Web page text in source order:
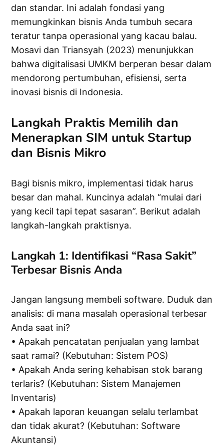
dan standar. Ini adalah fondasi yang
memungkinkan bisnis Anda tumbuh secara
teratur tanpa operasional yang kacau balau.
Mosavi dan Triansyah (2023) menunjukkan
bahwa digitalisasi UMKM berperan besar dalam
mendorong pertumbuhan, efisiensi, serta
inovasi bisnis di Indonesia.
Langkah Praktis Memilih dan
Menerapkan SIM untuk Startup
dan Bisnis Mikro
Bagi bisnis mikro, implementasi tidak harus
besar dan mahal. Kuncinya adalah “mulai dari
yang kecil tapi tepat sasaran”. Berikut adalah
langkah-langkah praktisnya.
Langkah 1: Identifikasi “Rasa Sakit”
Terbesar Bisnis Anda
Jangan langsung membeli software. Duduk dan
analisis: di mana masalah operasional terbesar
Anda saat ini?
• Apakah pencatatan penjualan yang lambat
saat ramai? (Kebutuhan: Sistem POS)
• Apakah Anda sering kehabisan stok barang
terlaris? (Kebutuhan: Sistem Manajemen
Inventaris)
• Apakah laporan keuangan selalu terlambat
dan tidak akurat? (Kebutuhan: Software
Akuntansi)